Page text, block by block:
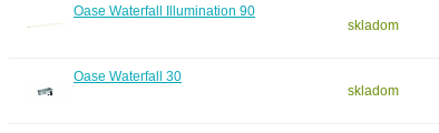
Oase Waterfall Illumination 90
skladom
Oase Waterfall 30
skladom